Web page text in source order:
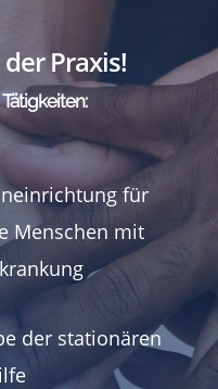
Praxis!
für
Menschen mit
der stationären